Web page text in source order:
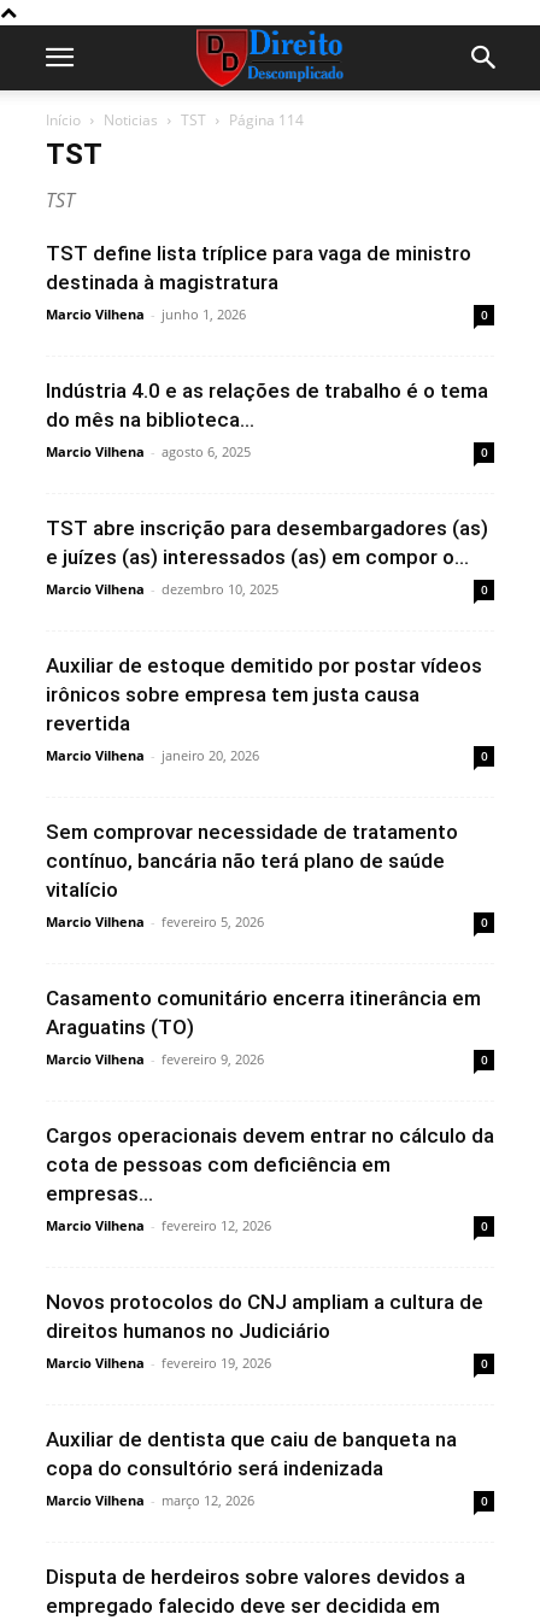
Início Noticias TST Página 114
TST
TST
TST define lista tríplice para vaga de ministro
destinada à magistratura
Marcio Vilhena - junho 1, 2026 0
Indústria 4.0 e as relações de trabalho é o tema
do mês na biblioteca...
Marcio Vilhena - agosto 6, 2025 0
TST abre inscrição para desembargadores (as)
e juízes (as) interessados (as) em compor o...
Marcio Vilhena - dezembro 10, 2025 0
Auxiliar de estoque demitido por postar vídeos
irônicos sobre empresa tem justa causa
revertida
Marcio Vilhena - janeiro 20, 2026 0
Sem comprovar necessidade de tratamento
contínuo, bancária não terá plano de saúde
vitalício
Marcio Vilhena - fevereiro 5, 2026 0
Casamento comunitário encerra itinerância em
Araguatins (TO)
Marcio Vilhena - fevereiro 9, 2026 0
Cargos operacionais devem entrar no cálculo da
cota de pessoas com deficiência em
empresas...
Marcio Vilhena - fevereiro 12, 2026 0
Novos protocolos do CNJ ampliam a cultura de
direitos humanos no Judiciário
Marcio Vilhena - fevereiro 19, 2026 0
Auxiliar de dentista que caiu de banqueta na
copa do consultório será indenizada
Marcio Vilhena - março 12, 2026 0
Disputa de herdeiros sobre valores devidos a
empregado falecido deve ser decidida em